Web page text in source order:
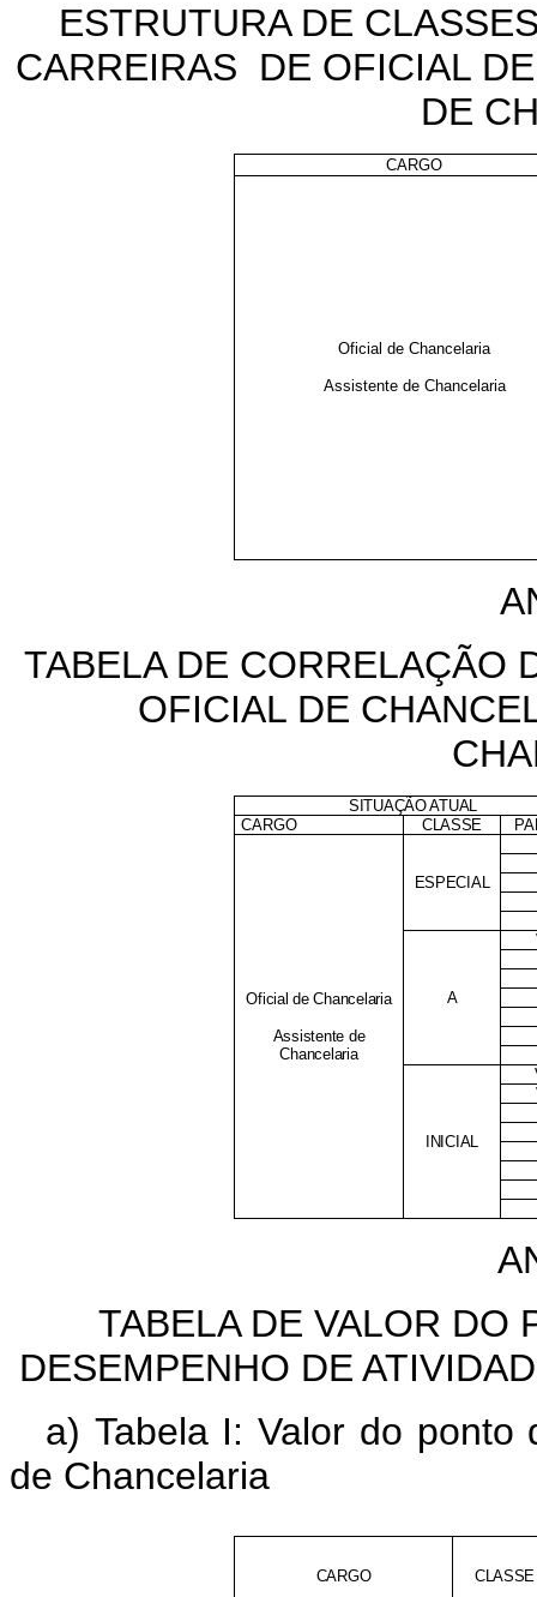
ESTRUTURA DE
CARREIRAS DE OFICIAL
DE
CARGO
Oficial de Chancelaria
Assistente de Chancelaria
TABELA DE CORRELAÇÃO
OFICIAL DE
SITUAÇÃO ATUAL
CARGO
CLASSE
Oficial de Chancelaria
Assistente de
Chancelaria
ESPECIAL
A
INICIAL
TABELA DE VALOR DO
DESEMPENHO DE
a) Tabela I: Valor do ponto
de Chancelaria
CARGO CLASSE